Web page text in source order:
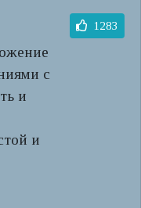
с
и
и
1283